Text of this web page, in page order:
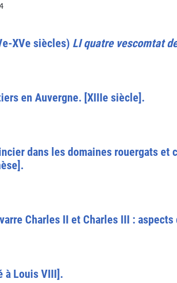
XVe siècles) LI quatre vescomtat
en Auvergne. [XIIIe siècle].
dans les domaines rouergats et
Charles II et Charles III :
à Louis VIII].